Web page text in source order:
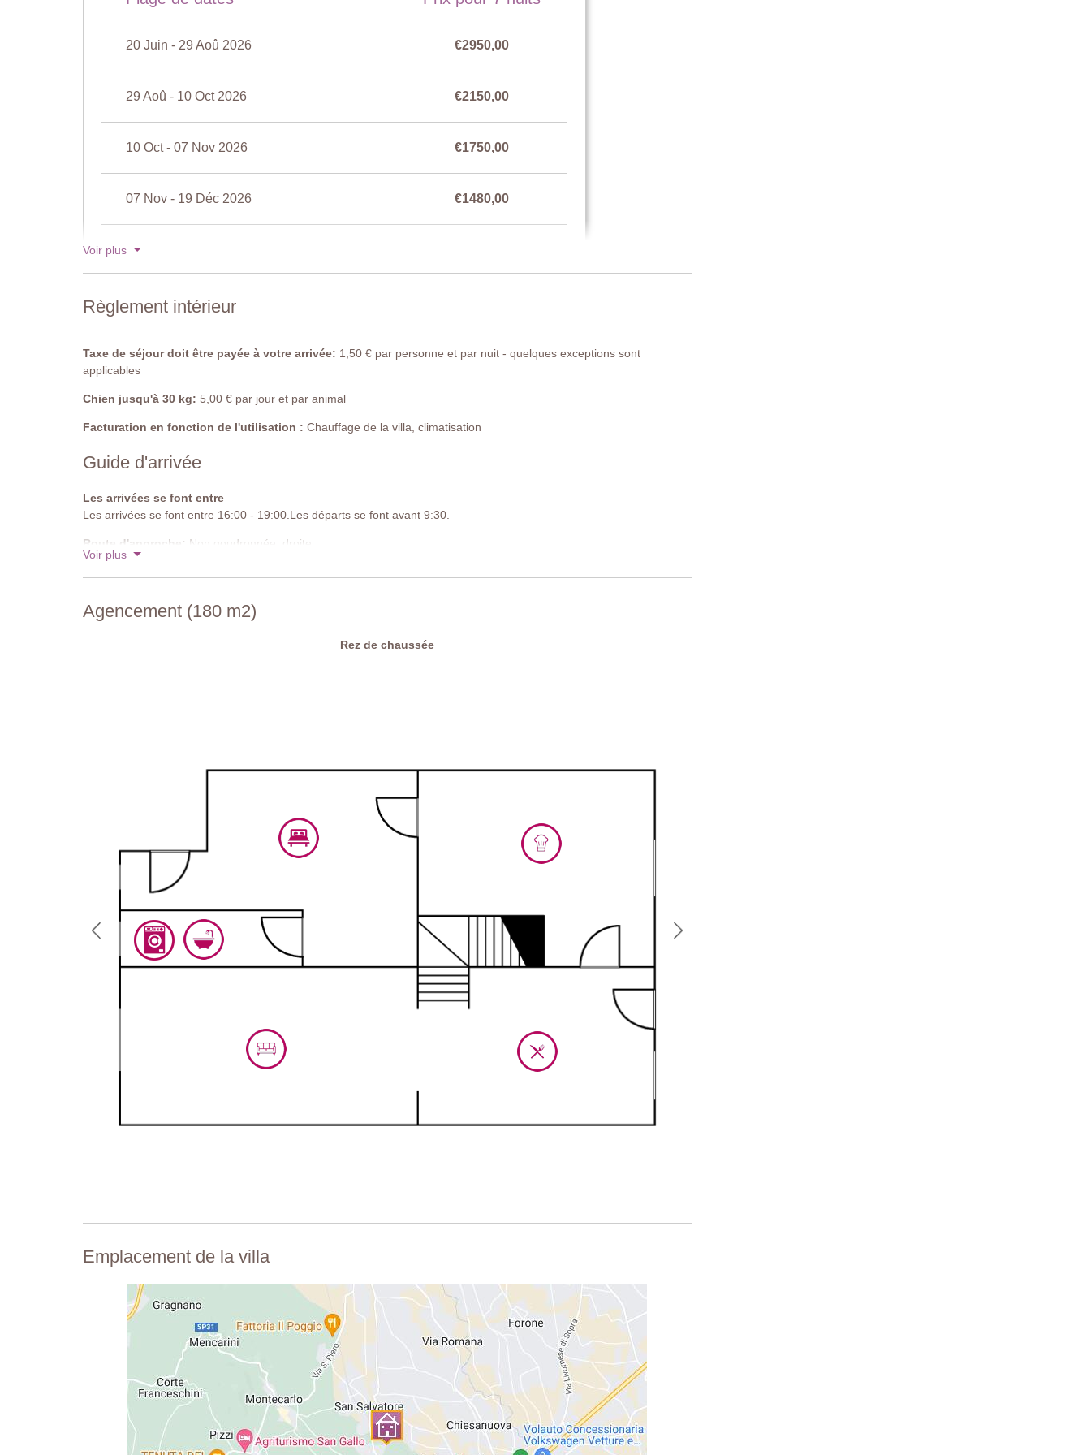
Chambre 3
Lit double (ne peut pas être converti en lits jumeaux), armoire, commode, canapé,
Salle de bain attenante
Chambre 4
Salle de bain
Salle de bain
Piscine privée
Largeur : 5 mètres
Profondeur : 1,8 mètres
Horaires d'ouvertures : de Mai à Octobre
Cloturée : non
Netoyée : Au Chlore
Distance de la villa : 12 mètres
20 Juin - 29 Aoû 2026 €2950,00
29 Aoû - 10 Oct 2026 €2150,00
10 Oct - 07 Nov 2026 €1750,00
07 Nov - 19 Déc 2026 €1480,00
19 Déc - 02 Jan 2027
Voir les tarifs pour 2027
Voir plus
Règlement intérieur
Taxe de séjour doit être payée à votre arrivée: 1,50 € par personne et par nuit - quelques exceptions sont
applicables
Chien jusqu'à 30 kg: 5,00 € par jour et par animal
Facturation en fonction de l'utilisation : Chauffage de la villa, climatisation
Guide d'arrivée
Les arrivées se font entre
Les arrivées se font entre 16:00 - 19:00.Les départs se font avant 9:30.
Route d'approche: Non goudronnée, droite
Voir plus
Agencement (180 m2)
Rez de chaussée
Emplacement de la villa